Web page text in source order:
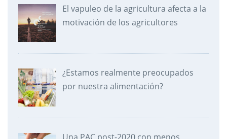
El vapuleo de la agricultura afecta a la
motivación de los agricultores
¿Estamos realmente preocupados
por nuestra alimentación?